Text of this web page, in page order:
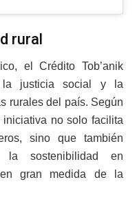
rural
el Crédito Tob’anik
la justicia social y la
rurales del país. Según
no solo facilita
sino que también
sostenibilidad en
gran medida de la